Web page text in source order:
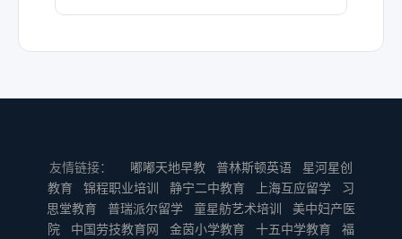
友情链接： 嘟嘟天地早教 普林斯顿英语
星河星创
教育
锦程职业培训 静宁二中教育 上海互应留学
习
思堂教育
普瑞派尔留学 童星舫艺术培训
美中妇产医
院
中国劳技教育网 金茵小学教育 十五中学教育
福